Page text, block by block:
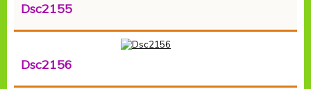
Dsc2155
Dsc2156